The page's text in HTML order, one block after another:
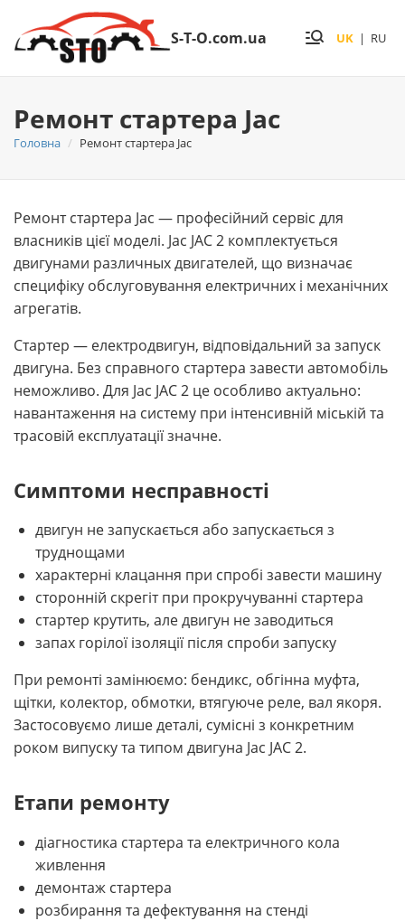
S-T-O.com.ua UK | RU
Ремонт стартера Jac
Головна Ремонт стартера Jac
Ремонт стартера Jac — професійний сервіс для
власників цієї моделі. Jac JAC 2 комплектується
двигунами различных двигателей, що визначає
специфіку обслуговування електричних і механічних
агрегатів.
Стартер — електродвигун, відповідальний за запуск
двигуна. Без справного стартера завести автомобіль
неможливо. Для Jac JAC 2 це особливо актуально:
навантаження на систему при інтенсивній міській та
трасовій експлуатації значне.
Симптоми несправності
двигун не запускається або запускається з
труднощами
характерні клацання при спробі завести машину
сторонній скрегіт при прокручуванні стартера
стартер крутить, але двигун не заводиться
запах горілої ізоляції після спроби запуску
При ремонті замінюємо: бендикс, обгінна муфта,
щітки, колектор, обмотки, втягуюче реле, вал якоря.
Застосовуємо лише деталі, сумісні з конкретним
роком випуску та типом двигуна Jac JAC 2.
Етапи ремонту
діагностика стартера та електричного кола
живлення
демонтаж стартера
розбирання та дефектування на стенді